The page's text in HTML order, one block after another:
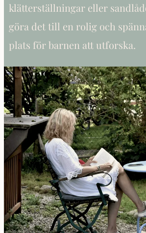
klätterställningar eller
göra det till en rolig och
plats för barnen att utforska.